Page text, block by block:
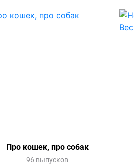
Про кошек, про собак
96 выпусков